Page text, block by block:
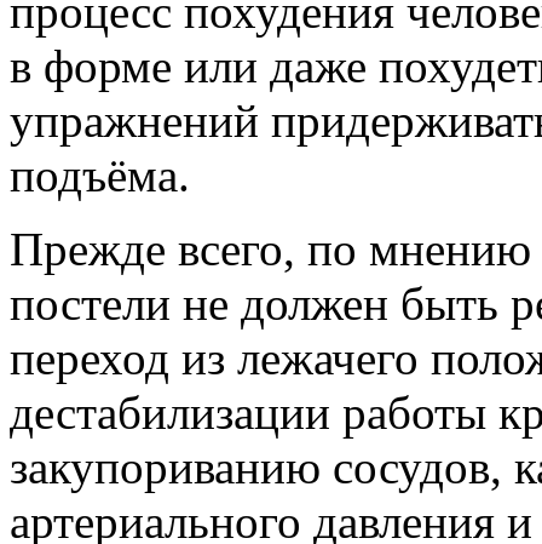
процесс похудения
в форме или даже
упражнений
подъёма.
Прежде всего, по
постели не должен быть
переход из лежачего
дестабилизации работы
закупориванию сосудов,
артериального давления